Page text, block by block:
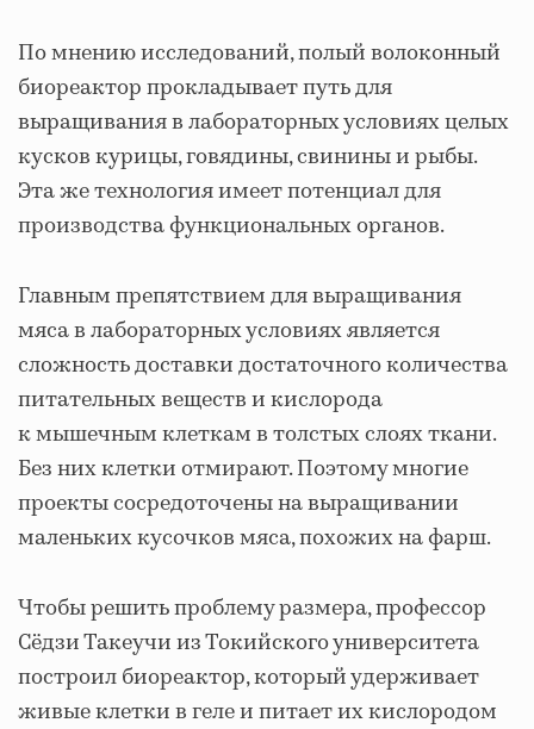
По мнению исследований, полый волоконный
биореактор прокладывает путь для
выращивания в лабораторных условиях целых
кусков курицы, говядины, свинины и рыбы.
Эта же технология имеет потенциал для
производства функциональных органов.
Главным препятствием для выращивания
мяса в лабораторных условиях является
сложность доставки достаточного количества
питательных веществ и кислорода
к мышечным клеткам в толстых слоях ткани.
Без них клетки отмирают. Поэтому многие
проекты сосредоточены на выращивании
маленьких кусочков мяса, похожих на фарш.
Чтобы решить проблему размера, профессор
Сёдзи Такеучи из Токийского университета
построил биореактор, который удерживает
живые клетки в геле и питает их кислородом